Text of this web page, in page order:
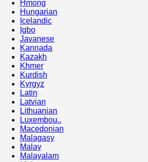
Hmong
Hungarian
Icelandic
Igbo
Javanese
Kannada
Kazakh
Khmer
Kurdish
Kyrgyz
Latin
Latvian
Lithuanian
Luxembou..
Macedonian
Malagasy
Malay
Malayalam